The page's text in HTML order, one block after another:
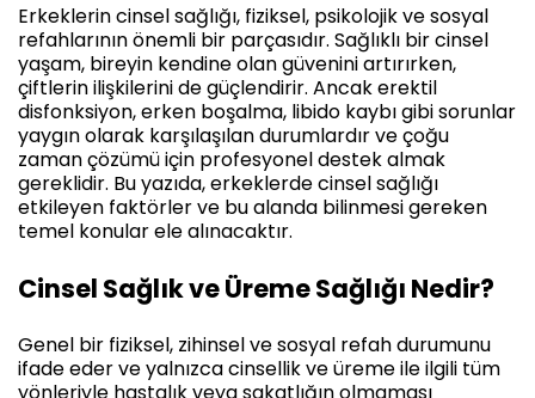
Erkeklerin cinsel sağlığı, fiziksel, psikolojik ve sosyal
refahlarının önemli bir parçasıdır. Sağlıklı bir cinsel
yaşam, bireyin kendine olan güvenini artırırken,
çiftlerin ilişkilerini de güçlendirir. Ancak erektil
disfonksiyon, erken boşalma, libido kaybı gibi sorunlar
yaygın olarak karşılaşılan durumlardır ve çoğu
zaman çözümü için profesyonel destek almak
gereklidir. Bu yazıda, erkeklerde cinsel sağlığı
etkileyen faktörler ve bu alanda bilinmesi gereken
temel konular ele alınacaktır.
Cinsel Sağlık ve Üreme Sağlığı Nedir?
Genel bir fiziksel, zihinsel ve sosyal refah durumunu
ifade eder ve yalnızca cinsellik ve üreme ile ilgili tüm
yönleriyle hastalık veya sakatlığın olmaması